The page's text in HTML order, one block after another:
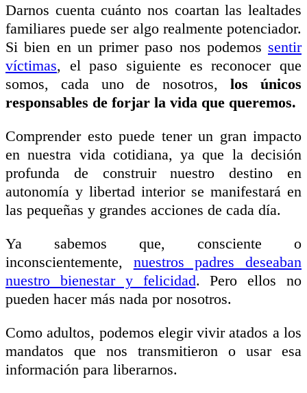
Darnos cuenta cuánto nos coartan las lealtades
familiares puede ser algo realmente potenciador.
Si bien en un primer paso nos podemos sentir
víctimas, el paso siguiente es reconocer que
somos, cada uno de nosotros,los únicos
responsables de forjar la vida que queremos.
Comprender esto puede tener un gran impacto
en nuestra vida cotidiana, ya que la decisión
profunda de construir nuestro destino en
autonomía y libertad interior se manifestará en
las pequeñas y grandes acciones de cada día.
Ya sabemos que, consciente o
inconscientemente, nuestros padres deseaban
nuestro bienestar y felicidad. Pero ellos no
pueden hacer más nada por nosotros.
Como adultos, podemos elegir vivir atados a los
mandatos que nos transmitieron o usar esa
información para liberarnos.